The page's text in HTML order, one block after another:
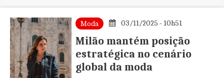
Moda 03/11/2025 - 10h51
Milão mantém posição
estratégica no cenário
global da moda